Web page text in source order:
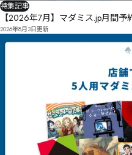
特集記事
【2026年7月】マダミス.jp月間
2026年8月3日更新